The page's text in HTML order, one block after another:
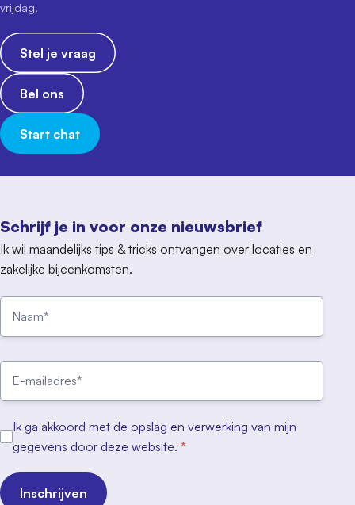
Schrijf je in voor onze nieuwsbrief
Ik wil maandelijks tips & tricks ontvangen over locaties en
zakelijke bijeenkomsten.
Ik ga akkoord met de opslag en verwerking van mijn
gegevens door deze website. *
Inschrijven
vrijdag.
Stel je vraag
Bel ons
Start chat